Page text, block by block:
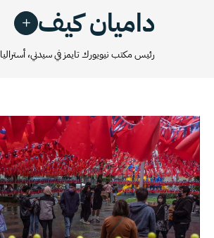
داميان كيف
رئيس مكتب نيويورك تايمز في سيدني، أستراليا